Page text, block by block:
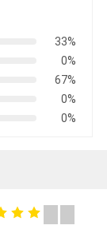
33%
0%
67%
0%
0%